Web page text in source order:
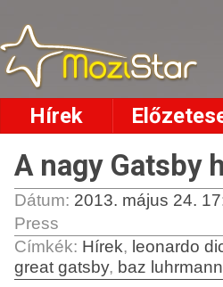
Hírek
A nagy Gatsby
Dátum: 2013. május 24.
Press
Címkék: Hírek, leonardo
great gatsby, baz luhrmann